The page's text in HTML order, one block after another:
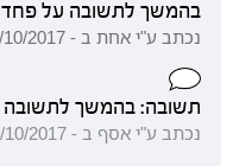
בהמשך לתשובה על פחד
נכתב ע"י אחת ב - 25/10/2017 02:58:54
תשובה: בהמשך לתשובה
נכתב ע"י אסף ב - 25/10/2017 10:36:49